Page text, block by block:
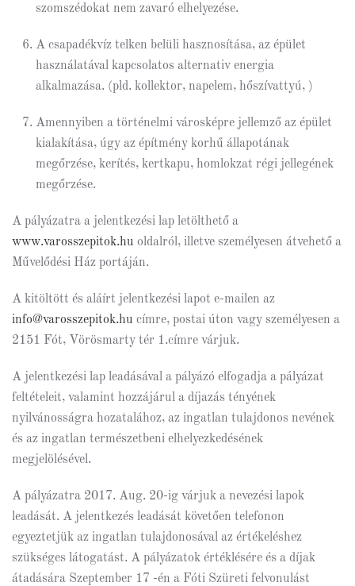
szomszédokat nem zavaró elhelyezése.
A csapadékvíz telken belüli hasznosítása, az épület
használatával kapcsolatos alternativ energia
alkalmazása. (pld. kollektor, napelem, hőszívattyú, )
Amennyiben a történelmi városképre jellemző az épület
kialakítása, úgy az építmény korhű állapotának
megőrzése, kerítés, kertkapu, homlokzat régi jellegének
megőrzése.
A pályázatra a jelentkezési lap letölthető a
www.varosszepitok.hu oldalról, illetve személyesen átvehető a
Művelődési Ház portáján.
A kitöltött és aláírt jelentkezési lapot e-mailen az
info@varosszepitok.hu címre, postai úton vagy személyesen a
2151 Fót, Vörösmarty tér 1.címre várjuk.
A jelentkezési lap leadásával a pályázó elfogadja a pályázat
feltételeit, valamint hozzájárul a díjazás tényének
nyilvánosságra hozatalához, az ingatlan tulajdonos nevének
és az ingatlan természetbeni elhelyezkedésének
megjelölésével.
A pályázatra 2017. Aug. 20-ig várjuk a nevezési lapok
leadását. A jelentkezés leadását követően telefonon
egyeztetjük az ingatlan tulajdonosával az értékeléshez
szükséges látogatást. A pályázatok értéklésére és a díjak
átadására Szeptember 17 -én a Fóti Szüreti felvonulást